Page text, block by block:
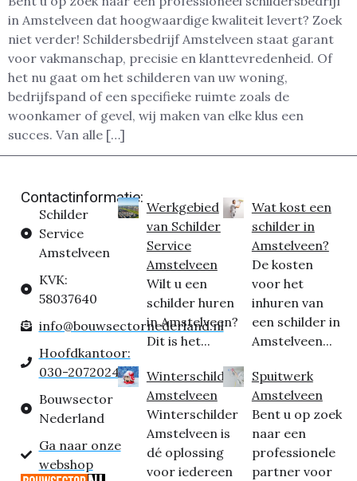
in Amstelveen dat hoogwaardige kwaliteit levert? Zoek
niet verder! Schildersbedrijf Amstelveen staat garant
voor vakmanschap, precisie en klanttevredenheid. Of
het nu gaat om het schilderen van uw woning,
bedrijfspand of een specifieke ruimte zoals de
woonkamer of gevel, wij maken van elke klus een
succes. Van alle […]
Contactinformatie:
Schilder
Service
Amstelveen
KVK:
58037640
info@bouwsectornederland.nl
Hoofdkantoor:
030-2072024
Bouwsector
Nederland
Ga naar onze
webshop
Werkgebied
van Schilder
Service
Amstelveen
Wilt u een
schilder huren
in Amstelveen?
Dit is het...
Winterschilder
Amstelveen
Winterschilder
Amstelveen is
dé oplossing
voor iedereen
Wat kost een
schilder in
Amstelveen?
De kosten
voor het
inhuren van
een schilder in
Amstelveen...
Spuitwerk
Amstelveen
Bent u op zoek
naar een
professionele
partner voor